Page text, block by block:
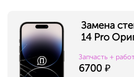
Замена
14 Pro
Запчасть +
6700